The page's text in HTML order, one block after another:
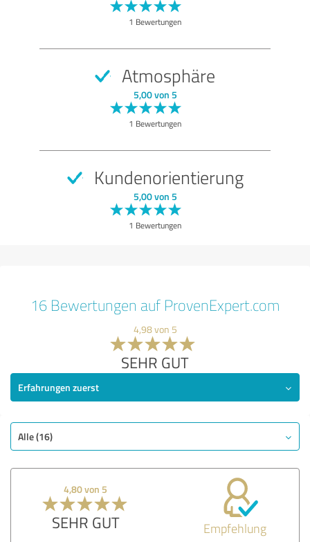
1 Bewertungen
Atmosphäre
5,00 von 5
1 Bewertungen
Kundenorientierung
5,00 von 5
1 Bewertungen
16 Bewertungen auf ProvenExpert.com
4,98 von 5
SEHR GUT
Erfahrungen zuerst
Alle (16)
4,80 von 5
SEHR GUT Empfehlung